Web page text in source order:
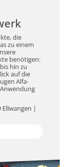
die
zu einem
benötigen:
hin zu
auf die
Alfa-
Ellwangen |